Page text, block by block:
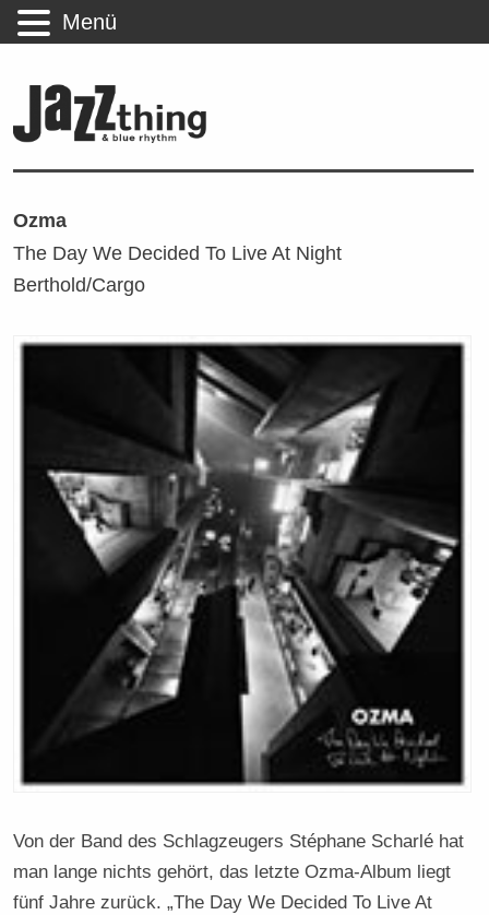
Ozma
The Day We Decided To Live At Night
Berthold/Cargo
Von der Band des Schlagzeugers Stéphane Scharlé hat
man lange nichts gehört, das letzte Ozma-Album liegt
fünf Jahre zurück. „The Day We Decided To Live At
Menü